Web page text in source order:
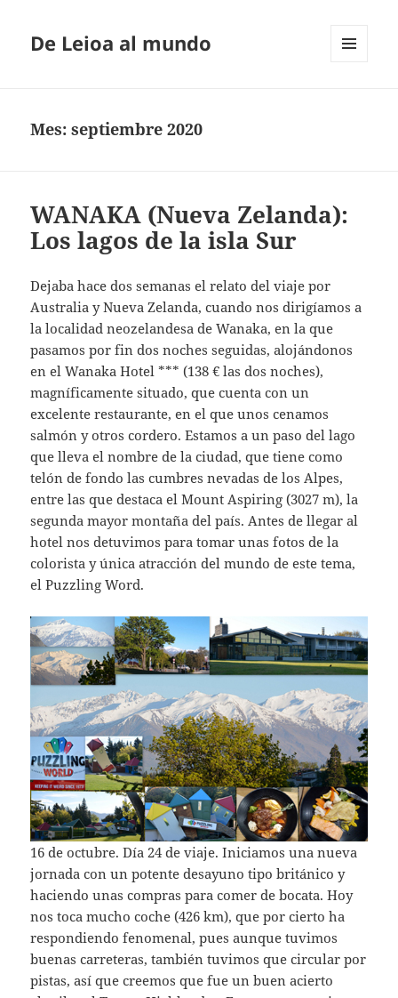
De Leioa al mundo
Mes:septiembre 2020
WANAKA (Nueva Zelanda):
Los lagos de la isla Sur
Dejaba hace dos semanas el relato del viaje por
Australia y Nueva Zelanda, cuando nos dirigíamos a
la localidad neozelandesa de Wanaka, en la que
pasamos por fin dos noches seguidas, alojándonos
en el Wanaka Hotel *** (138 € las dos noches),
magníficamente situado, que cuenta con un
excelente restaurante, en el que unos cenamos
salmón y otros cordero. Estamos a un paso del lago
que lleva el nombre de la ciudad, que tiene como
telón de fondo las cumbres nevadas de los Alpes,
entre las que destaca el Mount Aspiring (3027 m), la
segunda mayor montaña del país. Antes de llegar al
hotel nos detuvimos para tomar unas fotos de la
colorista y única atracción del mundo de este tema,
el Puzzling Word.
16 de octubre. Día 24 de viaje. Iniciamos una nueva
jornada con un potente desayuno tipo británico y
haciendo unas compras para comer de bocata. Hoy
nos toca mucho coche (426 km), que por cierto ha
respondiendo fenomenal, pues aunque tuvimos
buenas carreteras, también tuvimos que circular por
pistas, así que creemos que fue un buen acierto